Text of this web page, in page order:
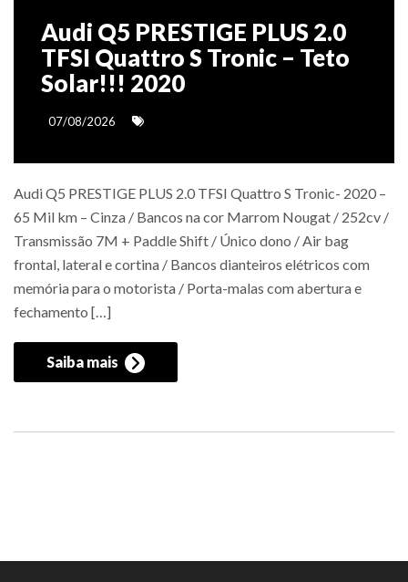
Audi Q5 PRESTIGE PLUS 2.0
TFSI Quattro S Tronic – Teto
Solar!!! 2020
07/08/2026
Audi Q5 PRESTIGE PLUS 2.0 TFSI Quattro S Tronic- 2020 –
65 Mil km – Cinza / Bancos na cor Marrom Nougat / 252cv /
Transmissão 7M + Paddle Shift / Único dono / Air bag
frontal, lateral e cortina / Bancos dianteiros elétricos com
memória para o motorista / Porta-malas com abertura e
fechamento […]
Saiba mais